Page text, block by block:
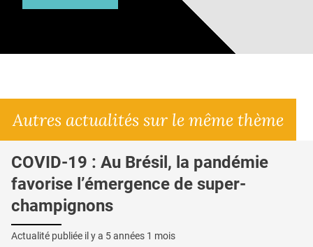
Autres actualités sur le même thème
COVID-19 : Au Brésil, la pandémie
favorise l’émergence de super-
champignons
Actualité publiée il y a 5 années 1 mois